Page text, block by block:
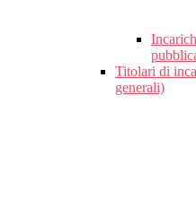
Titolari di
generali)